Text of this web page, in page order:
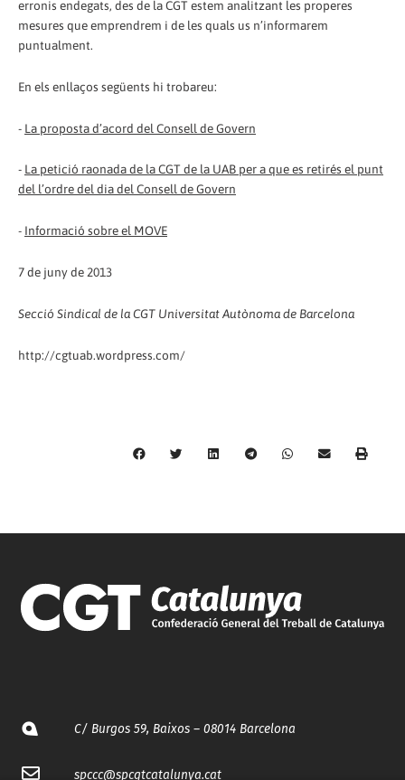
erronis endegats, des de la CGT estem analitzant les properes
mesures que emprendrem i de les quals us n’informarem
puntualment.
En els enllaços següents hi trobareu:
- La proposta d’acord del Consell de Govern
- La petició raonada de la CGT de la UAB per a que es retirés el punt
del l’ordre del dia del Consell de Govern
- Informació sobre el MOVE
7 de juny de 2013
Secció Sindical de la CGT Universitat Autònoma de Barcelona
http://cgtuab.wordpress.com/
C/ Burgos 59, Baixos – 08014 Barcelona
spccc@spcgtcatalunya.cat